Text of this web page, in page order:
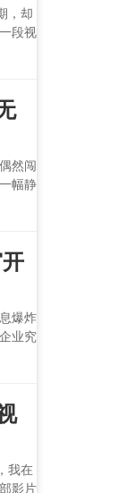
，却
段视
然闯
幅静
爆炸
业究
我在
影片